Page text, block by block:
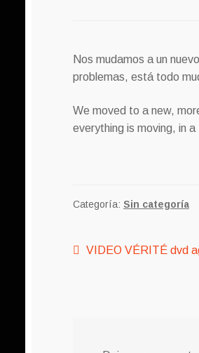
Nos mudamos a un
problemas, está todo
We moved to a new,
everything is moving, in
Categoría: Sin categoría
Navegación
Anterior:
VIDEO VÉRITÉ dvd